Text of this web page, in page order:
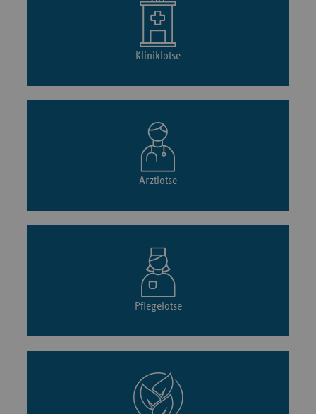
Kliniklotse
Arztlotse
Pflegelotse